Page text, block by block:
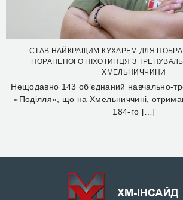
СТАВ НАЙКРАЩИМ КУХАРЕМ ДЛЯ
ПОРАНЕНОГО ПІХОТИНЦЯ З
ХМЕЛЬНИЧЧИНИ
Нещодавно 143 об’єднаний навчально-
«Поділля», що на Хмельниччині, отримав
184-го […]